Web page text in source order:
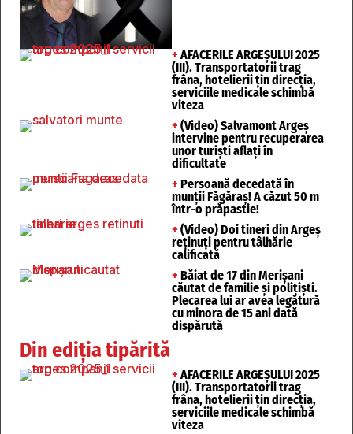
+ AFACERILE ARGEȘULUI 2025
(III). Transportatorii trag
frâna, hotelierii țin direcția,
serviciile medicale schimbă
viteza
+ (Video) Salvamont Argeș
intervine pentru recuperarea
unor turişti aflaţi în
dificultate
+ Persoană decedată în
munții Făgăraș! A căzut 50 m
într-o prăpastie!
+ (Video) Doi tineri din Argeș
reținuți pentru tâlhărie
calificată
+ Băiat de 17 din Merișani
căutat de familie și polițiști.
Plecarea lui ar avea legătură
cu minora de 15 ani dată
dispărută
Din ediția tipărită
+ AFACERILE ARGEȘULUI 2025
(III). Transportatorii trag
frâna, hotelierii țin direcția,
serviciile medicale schimbă
viteza